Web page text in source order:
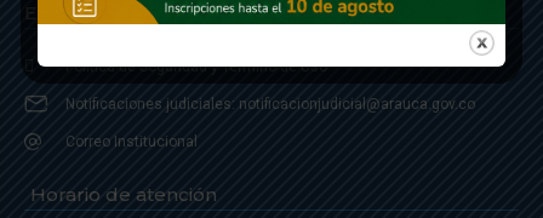
Enlaces
Política de Seguridad y Termino de Uso
Notificaciones judiciales: notificacionjudicial@arauca.gov.co
Correo Institucional
Horario de atención